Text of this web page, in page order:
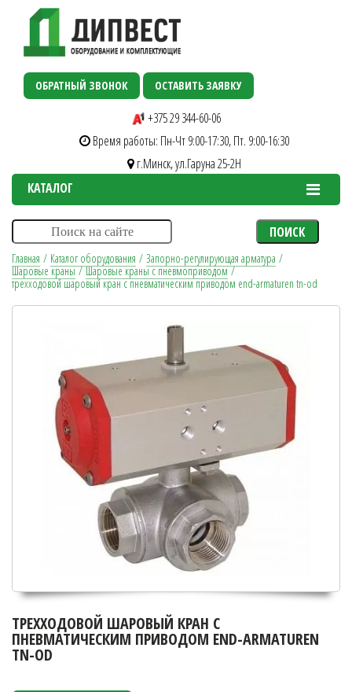
ОБРАТНЫЙ ЗВОНОК ОСТАВИТЬ ЗАЯВКУ
+375 29 344-60-06
Время работы: Пн-Чт 9:00-17:30, Пт. 9:00-16:30
г.Минск, ул.Гаруна 25-2H
КАТАЛОГ
ПОИСК
Главная / Каталог оборудования / Запорно-регулирующая арматура /
Шаровые краны/ Шаровые краны с пневмоприводом/
трехходовой шаровый кран с пневматическим приводом end-armaturen tn-od
ТРЕХХОДОВОЙ ШАРОВЫЙ КРАН С
ПНЕВМАТИЧЕСКИМ ПРИВОДОМ END-ARMATUREN
TN-OD